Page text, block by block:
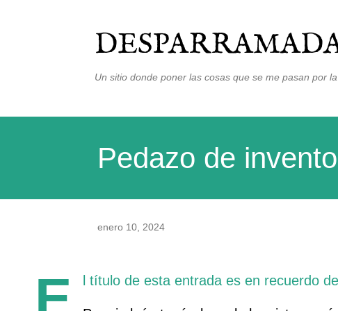
Un sitio donde poner las cosas que se me pasan por
Pedazo de
enero 10, 2024
E l título de esta entrada es en recuerdo